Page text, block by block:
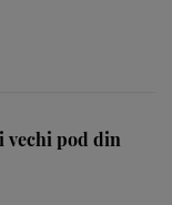
vechi pod din